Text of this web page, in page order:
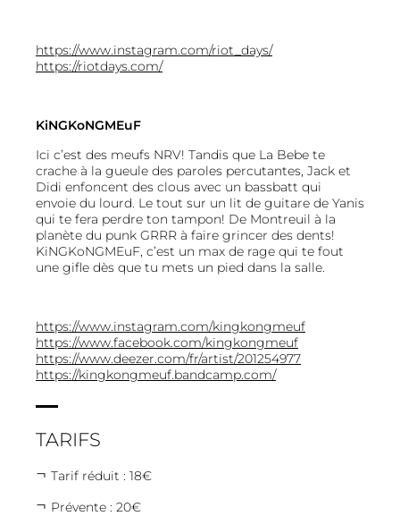
https://www.instagram.com/riot_days/
https://riotdays.com/
KiNGKoNGMEuF
Ici c’est des meufs NRV! Tandis que La Bebe te
crache à la gueule des paroles percutantes, Jack et
Didi enfoncent des clous avec un bassbatt qui
envoie du lourd. Le tout sur un lit de guitare de Yanis
qui te fera perdre ton tampon! De Montreuil à la
planète du punk GRRR à faire grincer des dents!
KiNGKoNGMEuF, c’est un max de rage qui te fout
une gifle dès que tu mets un pied dans la salle.
https://www.instagram.com/kingkongmeuf
https://www.facebook.com/kingkongmeuf
https://www.deezer.com/fr/artist/201254977
https://kingkongmeuf.bandcamp.com/
TARIFS
Tarif réduit : 18€
Prévente : 20€